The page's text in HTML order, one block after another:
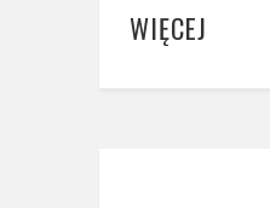
WIĘCEJ